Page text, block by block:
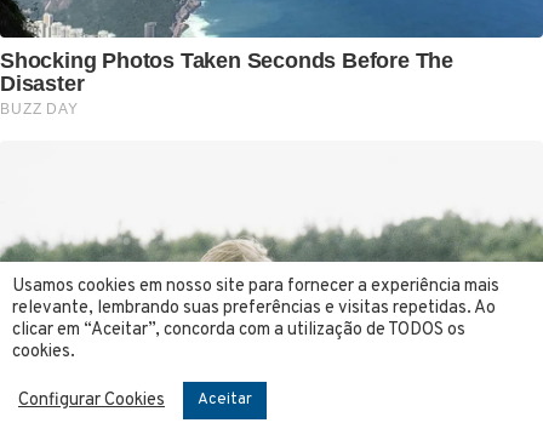
Usamos cookies em nosso site para fornecer a experiência mais
relevante, lembrando suas preferências e visitas repetidas. Ao
clicar em “Aceitar”, concorda com a utilização de TODOS os
cookies.
Configurar Cookies Aceitar